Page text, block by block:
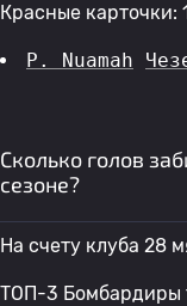
Красные карточки:
P. Nuamah
Сколько голов
сезоне?
На счету клуба 28
ТОП-3 Бомбардиры